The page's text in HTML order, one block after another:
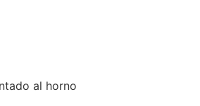
al horno